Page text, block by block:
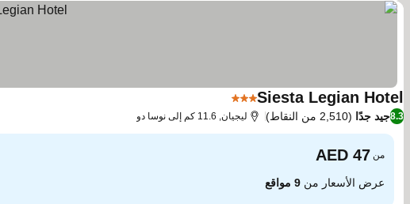
Siesta Legian Hotel3 عدد النجوم
8.3جيد جدًا (2,510 من النقاط) ليجيان, 11.6 كم إلى نوسا دو
من
عرض الأسعار من 9 مواقع